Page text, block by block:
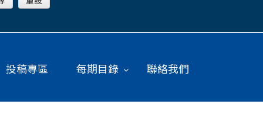
投稿專區 每期目錄 聯絡我們